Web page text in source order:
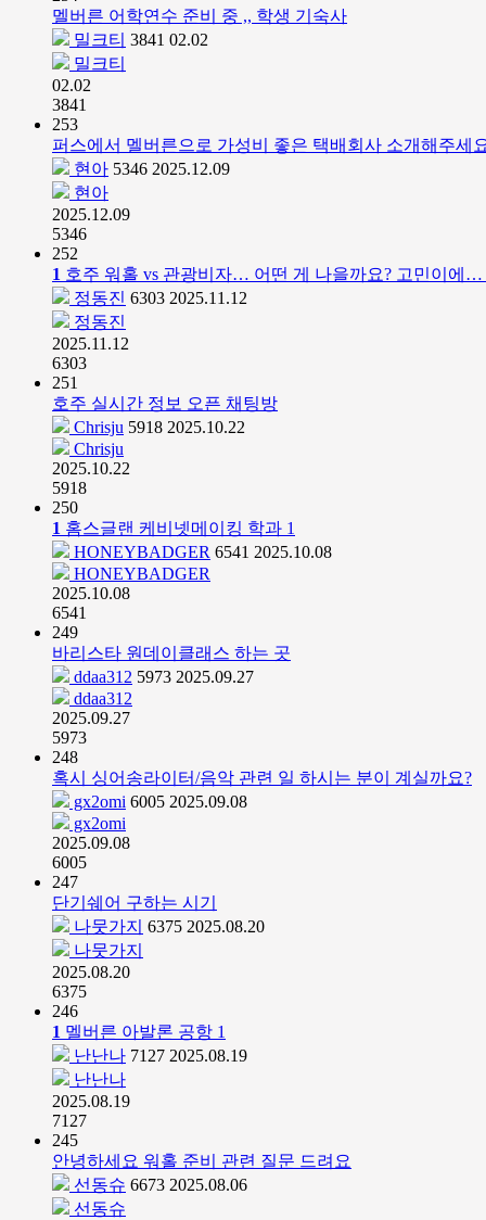
멜버른 어학연수 준비 중 ,, 학생 기숙사
밀크티 3841 02.02
밀크티
02.02
3841
253
퍼스에서 멜버른으로 가성비 좋은 택배회사 소개해주세
현아 5346 2025.12.09
현아
2025.12.09
5346
252
1 호주 워홀 vs 관광비자… 어떤 게 나을까요? 고민이에…
정동진 6303 2025.11.12
정동진
2025.11.12
6303
251
호주 실시간 정보 오픈 채팅방
Chrisju 5918 2025.10.22
Chrisju
2025.10.22
5918
250
1 홈스글랜 케비넷메이킹 학과 1
HONEYBADGER 6541 2025.10.08
HONEYBADGER
2025.10.08
6541
249
바리스타 원데이클래스 하는 곳
ddaa312 5973 2025.09.27
ddaa312
2025.09.27
5973
248
혹시 싱어송라이터/음악 관련 일 하시는 분이 계실까요?
gx2omi 6005 2025.09.08
gx2omi
2025.09.08
6005
247
단기쉐어 구하는 시기
나뭇가지 6375 2025.08.20
나뭇가지
2025.08.20
6375
246
1 멜버른 아발론 공항 1
난난나 7127 2025.08.19
난난나
2025.08.19
7127
245
안녕하세요 워홀 준비 관련 질문 드려요
선동슈 6673 2025.08.06
선동슈